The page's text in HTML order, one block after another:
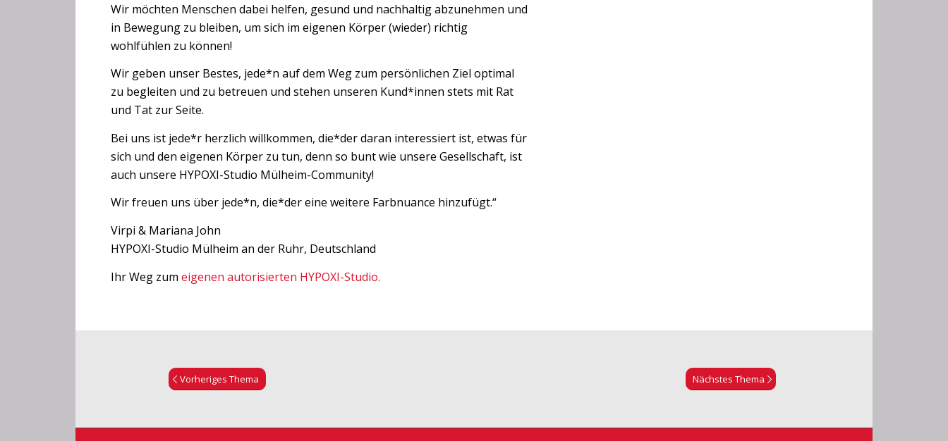
Wir möchten Menschen dabei helfen, gesund und nachhaltig abzunehmen und
in Bewegung zu bleiben, um sich im eigenen Körper (wieder) richtig
wohlfühlen zu können!
Wir geben unser Bestes, jede*n auf dem Weg zum persönlichen Ziel optimal
zu begleiten und zu betreuen und stehen unseren Kund*innen stets mit Rat
und Tat zur Seite.
Bei uns ist jede*r herzlich willkommen, die*der daran interessiert ist, etwas für
sich und den eigenen Körper zu tun, denn so bunt wie unsere Gesellschaft, ist
auch unsere HYPOXI-Studio Mülheim-Community!
Wir freuen uns über jede*n, die*der eine weitere Farbnuance hinzufügt.“
Virpi & Mariana John
HYPOXI-Studio Mülheim an der Ruhr, Deutschland
Ihr Weg zum eigenen autorisierten HYPOXI-Studio.
Vorheriges Thema Nächstes Thema
Set Youtube Channel ID